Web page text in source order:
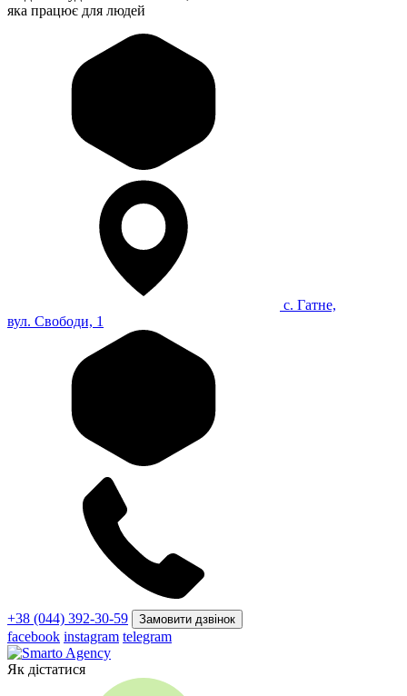
яка працює для людей
с. Гатне,
вул. Свободи, 1
+38 (044) 392-30-59 Замовити дзвінок
facebook instagram telegram
Як дістатися